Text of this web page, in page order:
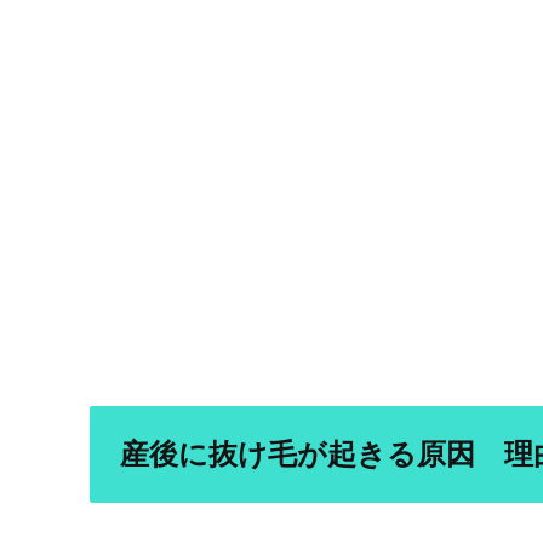
産後に抜け毛が起きる原因 理